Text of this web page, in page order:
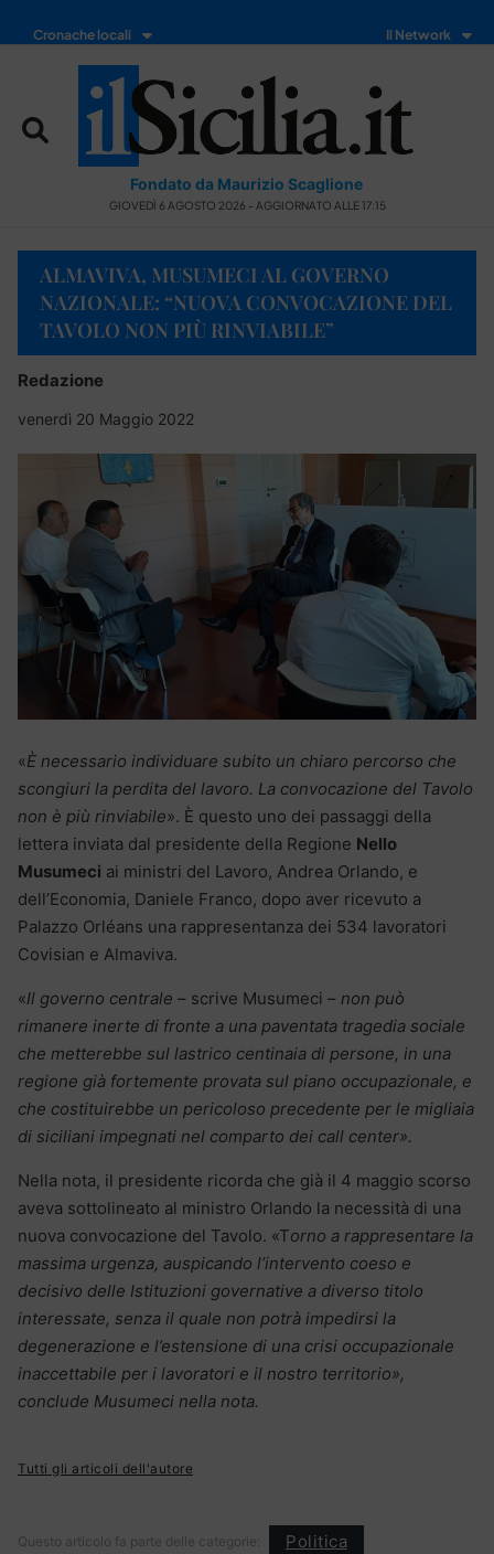
Cronache locali Il Network
Fondato da Maurizio Scaglione
GIOVEDÌ 6 AGOSTO 2026 - AGGIORNATO ALLE 17:15
ALMAVIVA, MUSUMECI AL GOVERNO
NAZIONALE: “NUOVA CONVOCAZIONE DEL
TAVOLO NON PIÙ RINVIABILE”
Redazione
venerdì 20 Maggio 2022
«È necessario individuare subito un chiaro percorso che
scongiuri la perdita del lavoro. La convocazione del Tavolo
non è più rinviabile». È questo uno dei passaggi della
lettera inviata dal presidente della Regione Nello
Musumeci ai ministri del Lavoro, Andrea Orlando, e
dell’Economia, Daniele Franco, dopo aver ricevuto a
Palazzo Orléans una rappresentanza dei 534 lavoratori
Covisian e Almaviva.
«Il governo centrale – scrive Musumeci – non può
rimanere inerte di fronte a una paventata tragedia sociale
che metterebbe sul lastrico centinaia di persone, in una
regione già fortemente provata sul piano occupazionale, e
che costituirebbe un pericoloso precedente per le migliaia
di siciliani impegnati nel comparto dei call center».
Nella nota, il presidente ricorda che già il 4 maggio scorso
aveva sottolineato al ministro Orlando la necessità di una
nuova convocazione del Tavolo. «Torno a rappresentare la
massima urgenza, auspicando l’intervento coeso e
decisivo delle Istituzioni governative a diverso titolo
interessate, senza il quale non potrà impedirsi la
degenerazione e l’estensione di una crisi occupazionale
inaccettabile per i lavoratori e il nostro territorio»,
conclude Musumeci nella nota.
Tutti gli articoli dell'autore
Questo articolo fa parte delle categorie: Politica